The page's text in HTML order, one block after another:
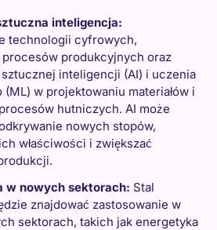
inteligencja:
technologii cyfrowych,
produkcyjnych oraz
inteligencji (AI) i uczenia
(ML) w projektowaniu materiałów i
hutniczych. AI może
nowych stopów,
właściwości i zwiększać
w nowych sektorach: Stal
znajdować zastosowanie w
sektorach, takich jak energetyka